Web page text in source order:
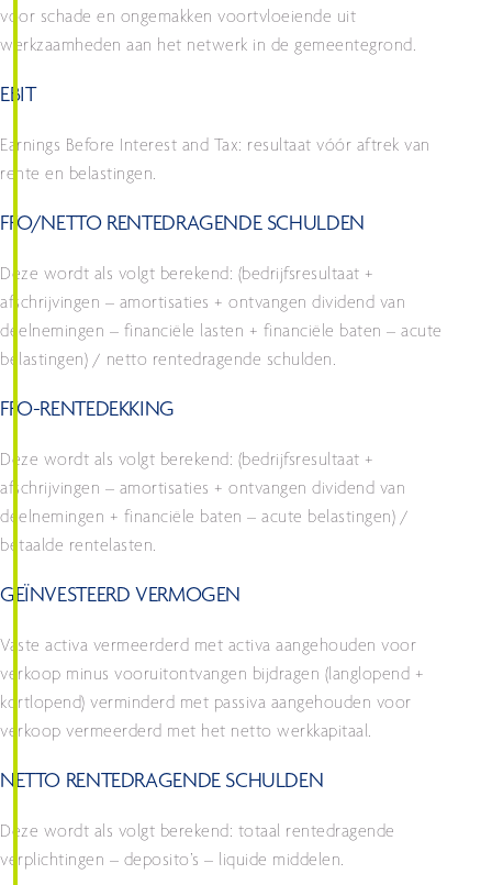
voor schade en ongemakken voortvloeiende uit
werkzaamheden aan het netwerk in de gemeentegrond.
EBIT
Earnings Before Interest and Tax: resultaat vóór aftrek van
rente en belastingen.
FFO/NETTO RENTEDRAGENDE SCHULDEN
Deze wordt als volgt berekend: (bedrijfsresultaat +
afschrijvingen – amortisaties + ontvangen dividend van
deelnemingen – financiële lasten + financiële baten – acute
belastingen) / netto rentedragende schulden.
FFO-RENTEDEKKING
Deze wordt als volgt berekend: (bedrijfsresultaat +
afschrijvingen – amortisaties + ontvangen dividend van
deelnemingen + financiële baten – acute belastingen) /
betaalde rentelasten.
GEÏNVESTEERD VERMOGEN
Vaste activa vermeerderd met activa aangehouden voor
verkoop minus vooruitontvangen bijdragen (langlopend +
kortlopend) verminderd met passiva aangehouden voor
verkoop vermeerderd met het netto werkkapitaal.
NETTO RENTEDRAGENDE SCHULDEN
Deze wordt als volgt berekend: totaal rentedragende
verplichtingen – deposito’s – liquide middelen.